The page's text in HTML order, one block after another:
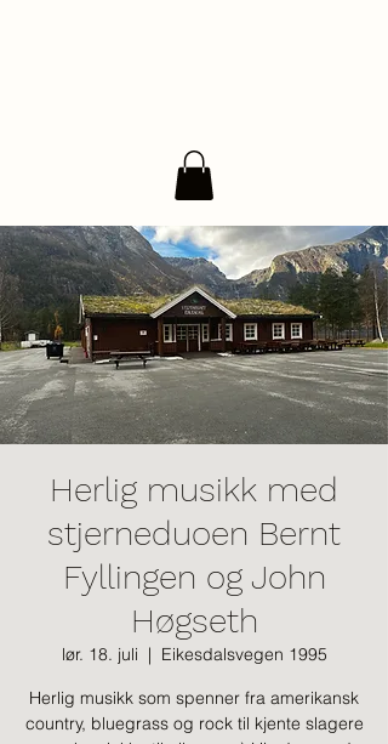
Herlig musikk med
stjerneduoen Bernt
Fyllingen og John
Høgseth
lør. 18. juli
  |
Eikesdalsvegen 1995
Herlig musikk som spenner fra amerikansk
country, bluegrass og rock til kjente slagere